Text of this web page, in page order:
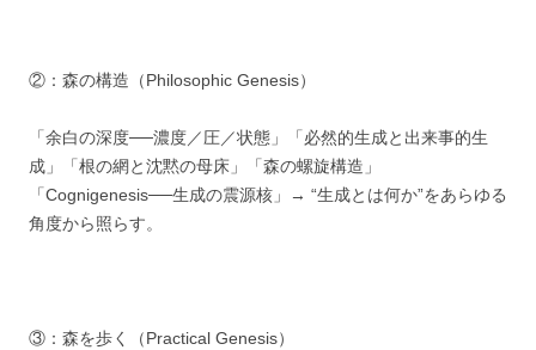
②：森の構造（Philosophic Genesis）
「余白の深度──濃度／圧／状態」「必然的生成と出来事的生
成」「根の網と沈黙の母床」「森の螺旋構造」
「Cognigenesis──生成の震源核」→ “生成とは何か”をあらゆる
角度から照らす。
③：森を歩く（Practical Genesis）